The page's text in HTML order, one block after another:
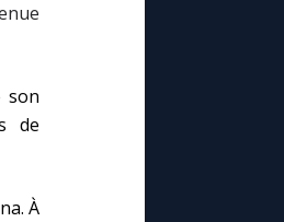
son
de
À